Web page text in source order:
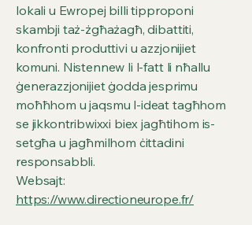
lokali u Ewropej billi tipproponi
skambji taż-żgħażagħ, dibattiti,
konfronti produttivi u azzjonijiet
komuni. Nistennew li l-fatt li nħallu
ġenerazzjonijiet ġodda jesprimu
moħħhom u jaqsmu l-ideat tagħhom
se jikkontribwixxi biex jagħtihom is-
setgħa u jagħmilhom ċittadini
responsabbli.
Websajt:
https://www.directioneurope.fr/